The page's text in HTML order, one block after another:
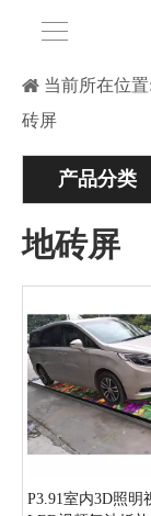
当前所在位置:
砖屏
产品分类
地砖屏
P3.91室内3D照明